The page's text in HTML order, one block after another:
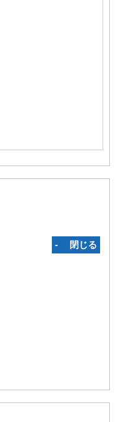
‐ 閉じる